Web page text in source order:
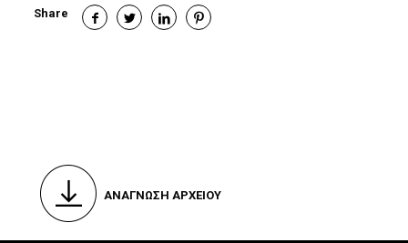
Share
ΑΝΑΓΝΩΣΗ ΑΡΧΕΙΟΥ